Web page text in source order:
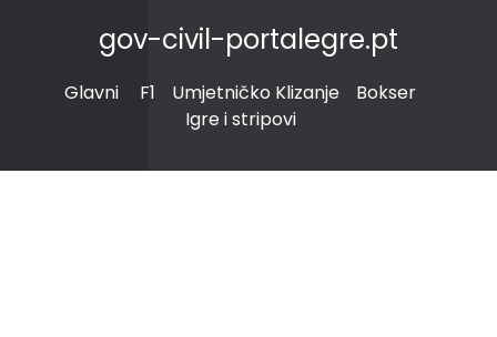
gov-civil-portalegre.pt
Glavni F1 Umjetničko Klizanje
Bokser
Igre i stripovi